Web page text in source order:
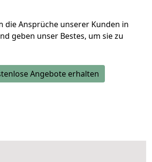
die Ansprüche unserer Kunden in
geben unser Bestes, um sie zu
Angebote erhalten